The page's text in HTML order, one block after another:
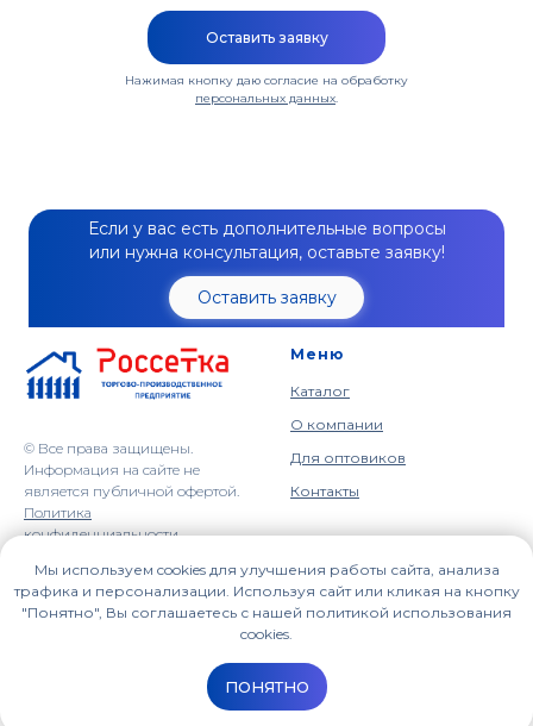
Нажимая кнопку даю согласие на обработку
персональных данных.
Оставить заявку
Оставить заявку
Если у вас есть дополнительные вопросы
или нужна консультация, оставьте заявку!
© Все права защищены.
Информация на сайте не
является публичной офертой.
Политика
конфиденциальности
Меню
Каталог
О компании
Для оптовиков
Контакты
Наши контакты
614064, г. Пермь,
ул. Героев Хасана, 41
Мы используем cookies для улучшения работы сайта, анализа
трафика и персонализации. Используя сайт или кликая на кнопку
"Понятно", Вы соглашаетесь с нашей политикой использования
cookies.
ПОНЯТНО